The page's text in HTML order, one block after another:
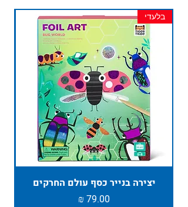
בלעדי
יצירה בנייר כסף עולם החרקים
מחיר